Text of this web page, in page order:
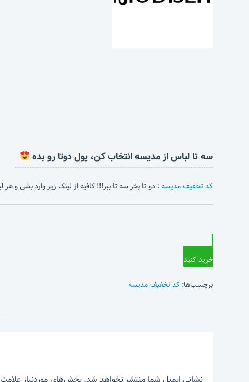
سه تا لباس از مدیسه انتخاب کن، پول دوتا رو بده
کد تخفیف مدیسه: دو تا بخر سه تا ببر!!! کافیه از لینک زیر وارد بشی و
خرید کنید
برچسب‌ها: کد تخفیف مدیسه